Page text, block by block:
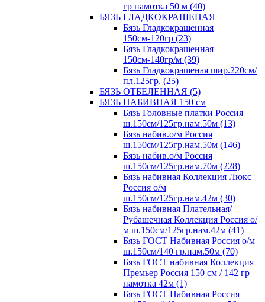
гр намотка 50 м (40)
БЯЗЬ ГЛАДКОКРАШЕНАЯ
Бязь Гладкокрашенная
150см-120гр (23)
Бязь Гладкокрашенная
150см-140гр/м (39)
Бязь Гладкокрашеная шир.220см/
пл.125гр. (25)
БЯЗЬ ОТБЕЛЕННАЯ (5)
БЯЗЬ НАБИВНАЯ 150 см
Бязь Головные платки Россия
ш.150см/125гр.нам.50м (13)
Бязь набив.о/м Россия
ш.150см/125гр.нам.50м (146)
Бязь набив.о/м Россия
ш.150см/125гр.нам.70м (228)
Бязь набивная Коллекция Люкс
Россия о/м
ш.150см/125гр.нам.42м (30)
Бязь набивная Плательная/
Рубашечная Коллекция Россия о/
м ш.150см/125гр.нам.42м (41)
Бязь ГОСТ Набивная Россия о/м
ш.150см/140 гр.нам.50м (70)
Бязь ГОСТ набивная Коллекция
Премьер Россия 150 см / 142 гр
намотка 42м (1)
Бязь ГОСТ Набивная Россия